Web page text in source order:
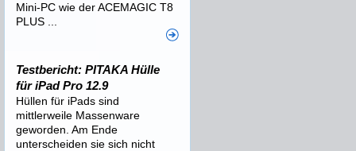
Mini-PC wie der ACEMAGIC T8
PLUS ...
Testbericht: PITAKA Hülle
für iPad Pro 12.9
Hüllen für iPads sind
mittlerweile Massenware
geworden. Am Ende
unterscheiden sie sich nicht